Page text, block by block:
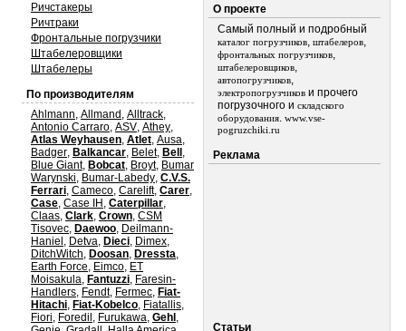
Ричстакеры
Ричтраки
Фронтальные погрузчики
Штабелеровщики
Штабелеры
По производителям
Ahlmann, Allmand , Alltrack,
Antonio Carraro, ASV, Athey,
Atlas Weyhausen, Atlet, Ausa,
Badger, Balkancar, Belet, Bell ,
Blue Giant, Bobcat, Broyt, Bumar
Warynski, Bumar-Labedy, C.V.S.
Ferrari, Cameco, Carelift, Carer,
Case, Case IH , Caterpillar,
Claas, Clark, Crown, CSM
Tisovec, Daewoo, Deilmann-
Haniel , Detva, Dieci, Dimex,
DitchWitch, Doosan, Dressta,
Earth Force, Eimco, ET
Moisakula, Fantuzzi, Faresin-
Handlers, Fendt, Fermec, Fiat-
Hitachi, Fiat-Kobelco, Fiatallis,
Fiori, Foredil , Furukawa, Gehl ,
О проекте
Самый полный и подробный
каталог погрузчиков, штабелеров,
фронтальных погрузчиков,
штабелеровщиков,
автопогрузчиков,
электропогрузчиков и прочего
погрузочного и складского
оборудования. www.vse-
pogruzchiki.ru
Реклама
Статьи